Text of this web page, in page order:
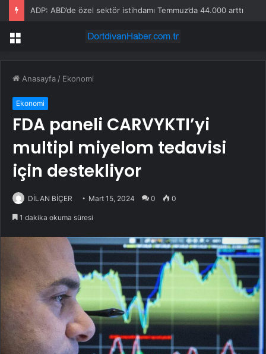
ADP: ABD’de özel sektör istihdamı Temmuz’da 44.000 arttı
Menü
Anasayfa / Ekonomi
Ekonomi
FDA paneli CARVYKTI’yi
multipl miyelom tedavisi
için destekliyor
DİLAN BİÇER Mart 15, 2024 0 0
1 dakika okuma süresi